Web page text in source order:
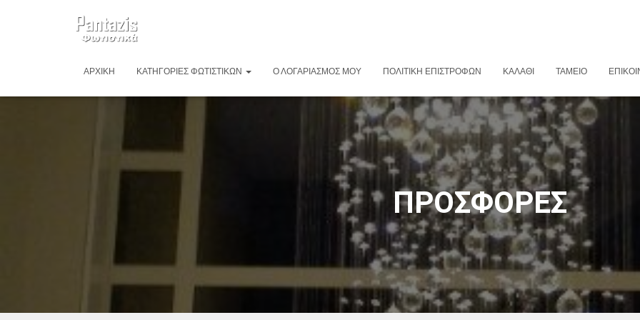
ΑΡΧΙΚΉ ΚΑΤΗΓΟΡΊΕΣ ΦΩΤΙΣΤΙΚΏΝ Ο ΛΟΓΑΡΙΑΣΜΌΣ ΜΟΥ ΠΟΛΙΤΙΚΉ ΕΠΙΣΤΡΟΦΏΝ ΚΑΛΆΘΙ ΤΑΜΕΊΟ
ΠΡΟΣΦΟΡΕΣ